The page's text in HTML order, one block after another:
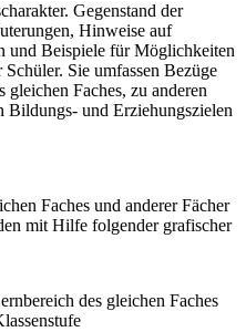
Gegenstand der
Hinweise auf
und Beispiele für Möglichkeiten
Sie umfassen Bezüge
Faches, zu anderen
Bildungs- und Erziehungszielen
Faches und anderer Fächer
mit Hilfe folgender grafischer
des gleichen Faches